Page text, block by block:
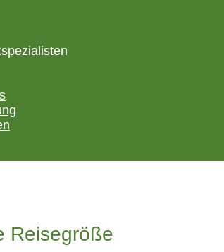
Reisegröße